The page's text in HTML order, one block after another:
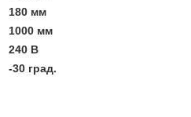
180 мм
1000 мм
240 В
-30 град.